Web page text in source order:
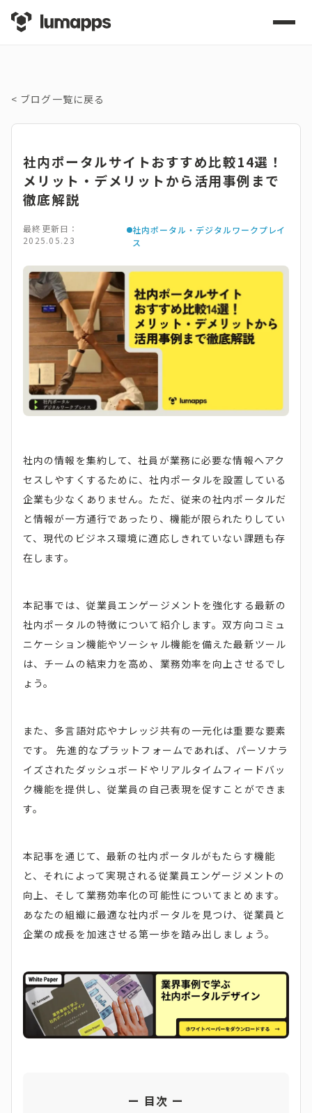
< ブログ一覧に戻る
社内ポータルサイトおすすめ比較14選！
メリット・デメリットから活用事例まで
徹底解説
最終更新日：
2025.05.23
社内ポータル・デジタルワークプレイ
ス
社内の情報を集約して、社員が業務に必要な情報へアク
セスしやすくするために、社内ポータルを設置している
企業も少なくありません。ただ、従来の社内ポータルだ
と情報が一方通行であったり、機能が限られたりしてい
て、現代のビジネス環境に適応しきれていない課題も存
在します。
本記事では、従業員エンゲージメントを強化する最新の
社内ポータルの特徴について紹介します。双方向コミュ
ニケーション機能やソーシャル機能を備えた最新ツール
は、チームの結束力を高め、業務効率を向上させるでし
ょう。
また、多言語対応やナレッジ共有の一元化は重要な要素
です。 先進的なプラットフォームであれば、パーソナラ
イズされたダッシュボードやリアルタイムフィードバッ
ク機能を提供し、従業員の自己表現を促すことができま
す。
本記事を通じて、最新の社内ポータルがもたらす機能
と、それによって実現される従業員エンゲージメントの
向上、そして業務効率化の可能性についてまとめます。
あなたの組織に最適な社内ポータルを見つけ、従業員と
企業の成長を加速させる第一歩を踏み出しましょう。
目次